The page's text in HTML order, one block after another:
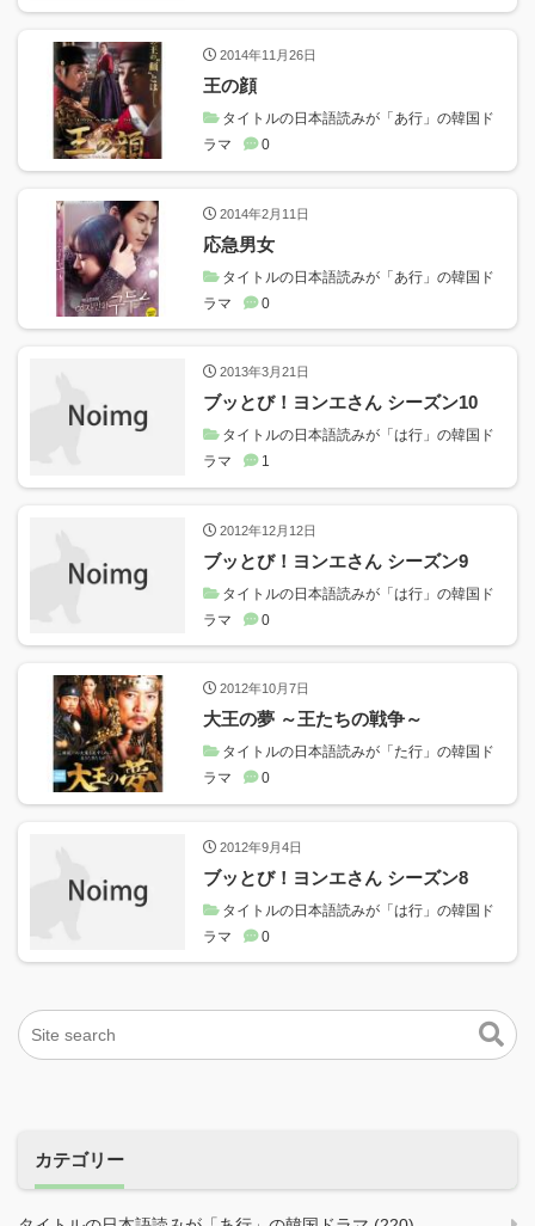
2014年11月26日
王の顔
タイトルの日本語読みが「あ行」の韓国ド
ラマ
0
2014年2月11日
応急男女
タイトルの日本語読みが「あ行」の韓国ド
ラマ
0
2013年3月21日
ブッとび！ヨンエさん シーズン10
タイトルの日本語読みが「は行」の韓国ド
ラマ
1
2012年12月12日
ブッとび！ヨンエさん シーズン9
タイトルの日本語読みが「は行」の韓国ド
ラマ
0
2012年10月7日
大王の夢 ～王たちの戦争～
タイトルの日本語読みが「た行」の韓国ド
ラマ
0
2012年9月4日
ブッとび！ヨンエさん シーズン8
タイトルの日本語読みが「は行」の韓国ド
ラマ
0
カテゴリー